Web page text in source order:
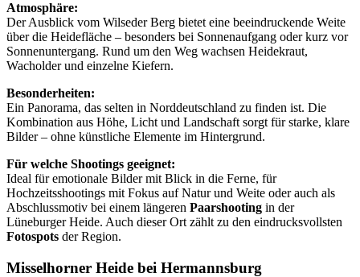
Atmosphäre:
Der Ausblick vom Wilseder Berg bietet eine beeindruckende Weite
über die Heidefläche – besonders bei Sonnenaufgang oder kurz vor
Sonnenuntergang. Rund um den Weg wachsen Heidekraut,
Wacholder und einzelne Kiefern.
Besonderheiten:
Ein Panorama, das selten in Norddeutschland zu finden ist. Die
Kombination aus Höhe, Licht und Landschaft sorgt für starke, klare
Bilder – ohne künstliche Elemente im Hintergrund.
Für welche Shootings geeignet:
Ideal für emotionale Bilder mit Blick in die Ferne, für
Hochzeitsshootings mit Fokus auf Natur und Weite oder auch als
Abschlussmotiv bei einem längeren Paarshooting in der
Lüneburger Heide. Auch dieser Ort zählt zu den eindrucksvollsten
Fotospots der Region.
Misselhorner Heide bei Hermannsburg